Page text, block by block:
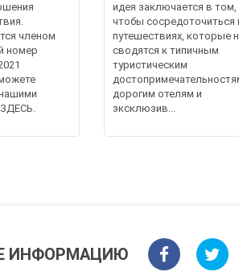
членом
номер
идея заключается в том,
чтобы сосредоточиться
путешествиях, которые
сводятся к типичным
туристическим
дорогим отелям и
эксклюзив...
ИНФОРМАЦИЮ